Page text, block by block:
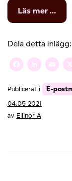
Läs mer …
för
hur
du
Dela detta inlägg:
Publicerat i E-
04.05 2021
av Ellinor A